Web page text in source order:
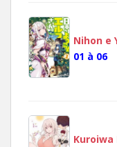
Nihon e
01 à 06